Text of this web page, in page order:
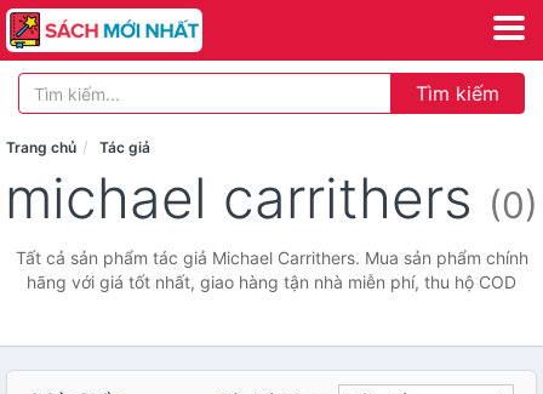
Tìm kiếm
Trang chủ Tác giả
michael carrithers (0)
Tất cả sản phẩm tác giả Michael Carrithers. Mua sản phẩm chính
hãng với giá tốt nhất, giao hàng tận nhà miễn phí, thu hộ COD